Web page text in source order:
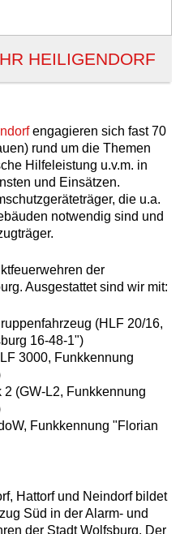
HEILIGENDORF
engagieren sich fast 70
rund um die Themen
Hilfeleistung u.v.m. in
und Einsätzen.
die u.a.
notwendig sind und
der
Ausgestattet sind wir mit:
(HLF 20/16,
16-48-1")
3000, Funkkennung
(GW-L2, Funkkennung
Funkkennung "Florian
Hattorf und Neindorf bildet
Süd in der Alarm- und
der Stadt Wolfsburg. Der